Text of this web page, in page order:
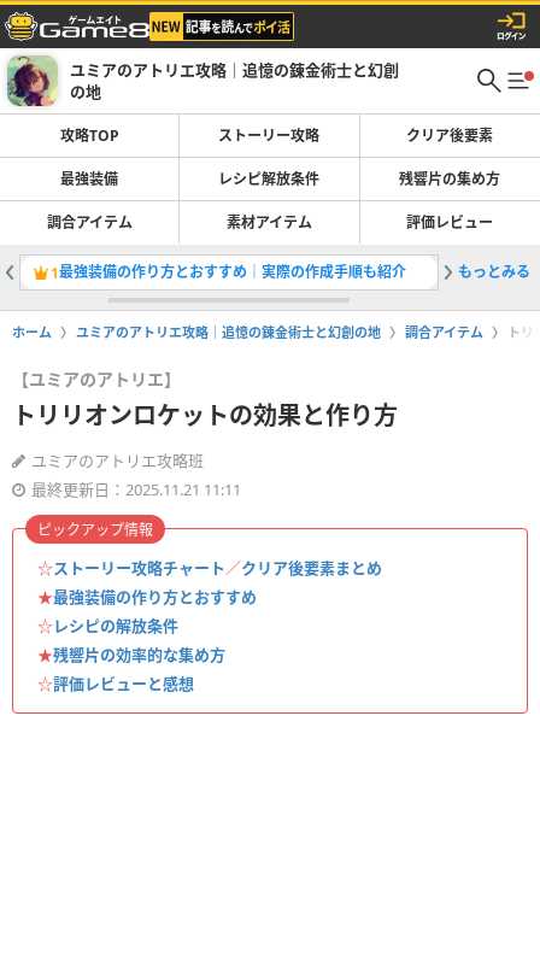
ユミアのアトリエ攻略｜追憶の錬金術士と幻創
の地
攻略TOP ストーリー攻略 クリア後要素
最強装備 レシピ解放条件 残響片の集め方
調合アイテム 素材アイテム 評価レビュー
1最強装備の作り方とおすすめ｜実際の作成手順も紹介 2調合の
もっとみる
ホーム ユミアのアトリエ攻略｜追憶の錬金術士と幻創の地 調合アイテム ト
【ユミアのアトリエ】
トリリオンロケットの効果と作り方
ユミアのアトリエ攻略班
最終更新日：2025.11.21 11:11
☆ストーリー攻略チャート／クリア後要素まとめ
★最強装備の作り方とおすすめ
☆レシピの解放条件
★残響片の効率的な集め方
☆評価レビューと感想
ピックアップ情報